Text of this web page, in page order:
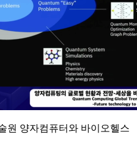
원 양자컴퓨터와 바이오헬스